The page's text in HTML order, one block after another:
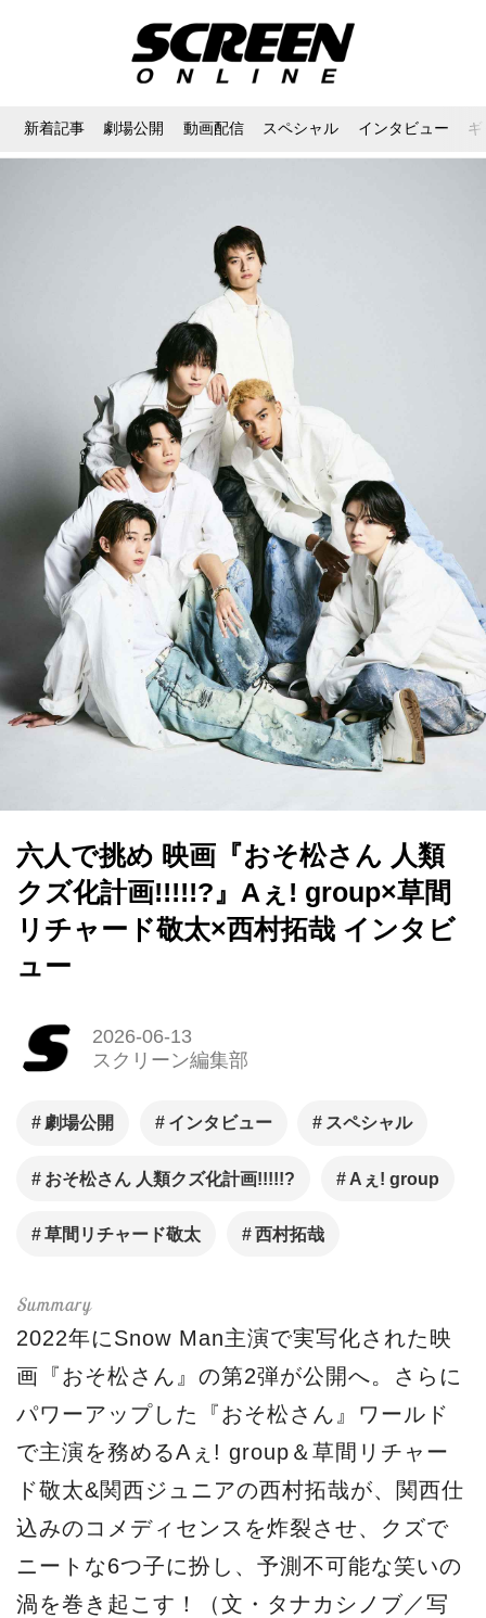
新着記事 劇場公開 動画配信 スペシャル インタビュー
六人で挑め 映画『おそ松さん 人類
クズ化計画!!!!!?』Aぇ! group×草間
リチャード敬太×西村拓哉 インタビ
ュー
2026-06-13
スクリーン編集部
劇場公開 インタビュー スペシャル
おそ松さん 人類クズ化計画!!!!!? Aぇ! group
草間リチャード敬太 西村拓哉
2022年にSnow Man主演で実写化された映
画『おそ松さん』の第2弾が公開へ。さらに
パワーアップした『おそ松さん』ワールド
で主演を務めるAぇ! group＆草間リチャー
ド敬太&関西ジュニアの西村拓哉が、関西仕
込みのコメディセンスを炸裂させ、クズで
ニートな6つ子に扮し、予測不可能な笑いの
渦を巻き起こす！（文・タナカシノブ／写